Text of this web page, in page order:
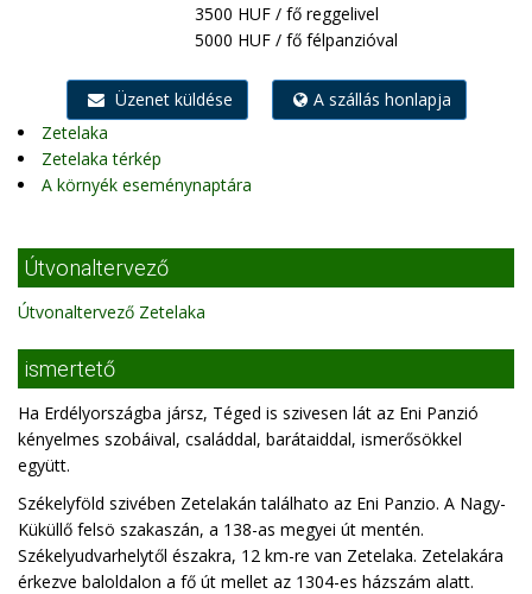
3500 HUF / fő reggelivel
5000 HUF / fő félpanzióval
Üzenet küldése
A szállás honlapja
Zetelaka
Zetelaka térkép
A környék eseménynaptára
Útvonaltervező
Útvonaltervező Zetelaka
ismertető
Ha Erdélyországba jársz, Téged is szivesen lát az Eni Panzió
kényelmes szobáival, családdal, barátaiddal, ismerősökkel
együtt.
Székelyföld szivében Zetelakán találhato az Eni Panzio. A Nagy-
Küküllő felsö szakaszán, a 138-as megyei út mentén.
Székelyudvarhelytől északra, 12 km-re van Zetelaka. Zetelakára
érkezve baloldalon a fő út mellet az 1304-es házszám alatt.